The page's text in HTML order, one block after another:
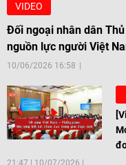
VIDEO
Đối ngoại nhân dân
nguồn lực người Việt
10/06/2026 16:58